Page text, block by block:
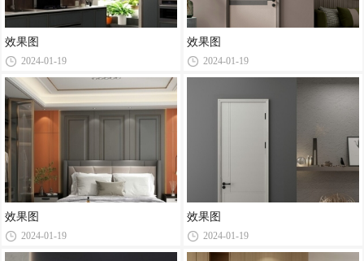
效果图
2024-01-19
效果图
2024-01-19
效果图
2024-01-19
效果图
2024-01-19